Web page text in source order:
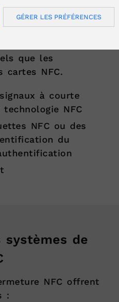
un accès
que les
cartes NFC.
à courte
NFC
NFC ou des
du
systèmes de
NFC offrent
:
GÉRER LES PRÉFÉRENCES